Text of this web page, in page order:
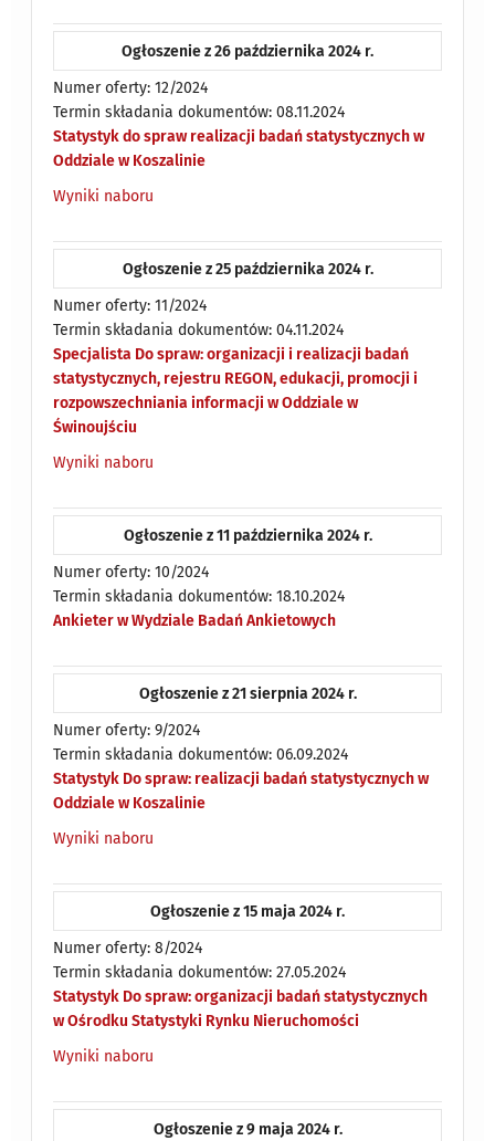
Ogłoszenie z 26 października 2024 r.
Numer oferty: 12/2024
Termin składania dokumentów: 08.11.2024
Statystyk do spraw realizacji badań statystycznych w
Oddziale w Koszalinie
Wyniki naboru
Ogłoszenie z 25 października 2024 r.
Numer oferty: 11/2024
Termin składania dokumentów: 04.11.2024
Specjalista Do spraw: organizacji i realizacji badań
statystycznych, rejestru REGON, edukacji, promocji i
rozpowszechniania informacji w Oddziale w
Świnoujściu
Wyniki naboru
Ogłoszenie z 11 października 2024 r.
Numer oferty: 10/2024
Termin składania dokumentów: 18.10.2024
Ankieter w Wydziale Badań Ankietowych
Ogłoszenie z 21 sierpnia 2024 r.
Numer oferty: 9/2024
Termin składania dokumentów: 06.09.2024
Statystyk Do spraw: realizacji badań statystycznych w
Oddziale w Koszalinie
Wyniki naboru
Ogłoszenie z 15 maja 2024 r.
Numer oferty: 8/2024
Termin składania dokumentów: 27.05.2024
Statystyk Do spraw: organizacji badań statystycznych
w Ośrodku Statystyki Rynku Nieruchomości
Wyniki naboru
Ogłoszenie z 9 maja 2024 r.